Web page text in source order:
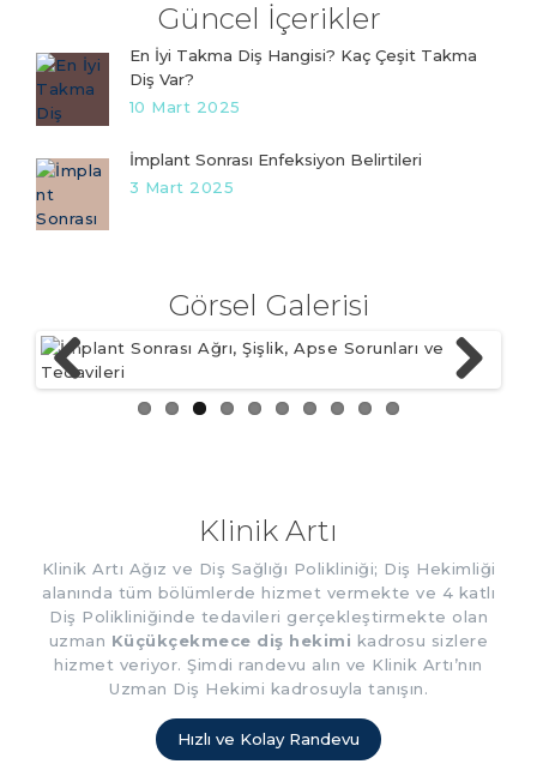
Güncel İçerikler
En İyi Takma Diş Hangisi? Kaç Çeşit Takma
Diş Var?
10 Mart 2025
İmplant Sonrası Enfeksiyon Belirtileri
3 Mart 2025
Görsel Galerisi
Previ
Next
Klinik Artı
Klinik Artı Ağız ve Diş Sağlığı Polikliniği; Diş Hekimliği
alanında tüm bölümlerde hizmet vermekte ve 4 katlı
Diş Polikliniğinde tedavileri gerçekleştirmekte olan
uzman Küçükçekmece diş hekimi kadrosu sizlere
hizmet veriyor. Şimdi randevu alın ve Klinik Artı’nın
Uzman Diş Hekimi kadrosuyla tanışın.
Hızlı ve Kolay Randevu